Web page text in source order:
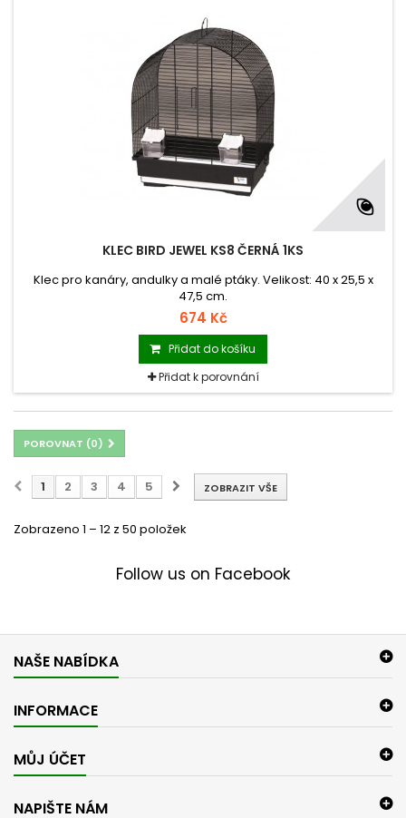
KLEC BIRD JEWEL KS8 ČERNÁ 1KS
Klec pro kanáry, andulky a malé ptáky. Velikost: 40 x 25,5 x
47,5 cm.
674 Kč
Přidat do košíku
Přidat k porovnání
POROVNAT (0)
ZOBRAZIT VŠE
1 2 3 4 5
Zobrazeno 1 – 12 z 50 položek
Follow us on Facebook
NAŠE NABÍDKA
INFORMACE
MŮJ ÚČET
NAPIŠTE NÁM